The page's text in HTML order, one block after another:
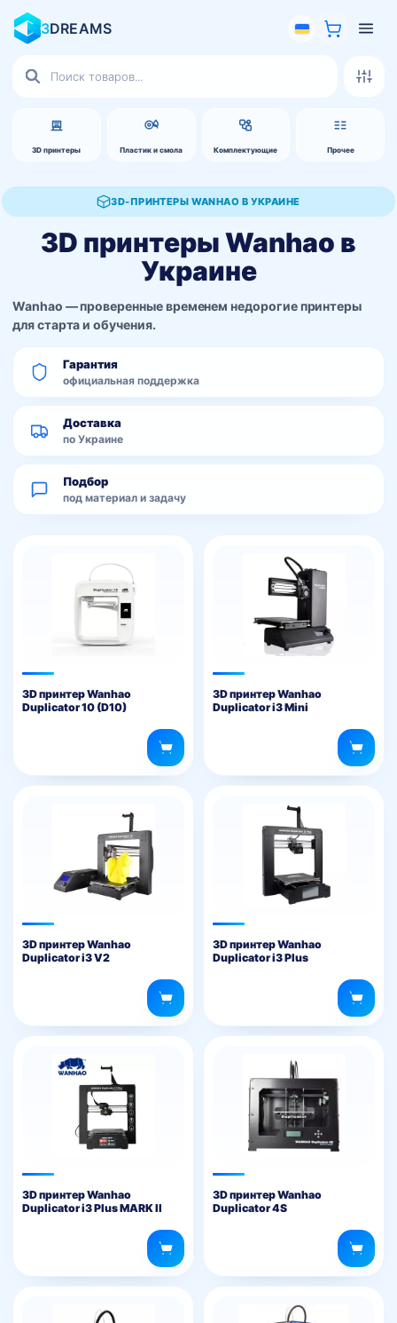
3DREAMS
3D принтеры Пластик и смола Комплектующие Прочее
товаров
3D-ПРИНТЕРЫ WANHAO В УКРАИНЕ
3D принтеры Wanhao в
Украине
Wanhao — проверенные временем недорогие принтеры
для старта и обучения.
Гарантия
официальная поддержка
Доставка
по Украине
Подбор
под материал и задачу
3D принтер Wanhao
Duplicator 10 (D10)
3D принтер Wanhao
Duplicator i3 Mini
3D принтер Wanhao
Duplicator i3 V2
3D принтер Wanhao
Duplicator i3 Plus
3D принтер Wanhao
Duplicator i3 Plus MARK II
3D принтер Wanhao
Duplicator 4S